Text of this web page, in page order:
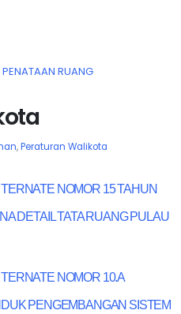
RUANG
,Peraturan Walikota
NOMOR 15 TAHUN
DETAIL TATA RUANG PULAU
NOMOR 10.A
PENGEMBANGAN SISTEM